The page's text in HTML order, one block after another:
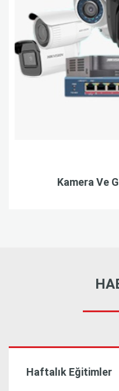
Kamera Ve
Haftalık Eğitimler